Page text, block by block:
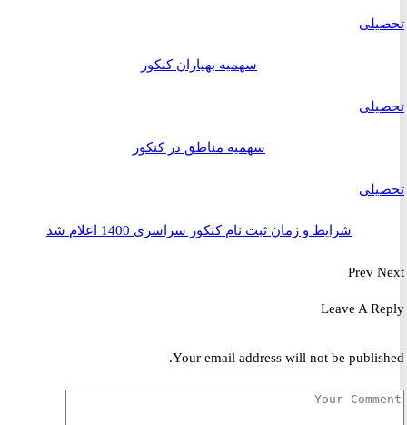
سهمیه بهیاران کنکور
سهمیه مناطق در کنکور
شرایط و زمان ثبت نام کنکور سراسری 1400 اعلام شد
Prev
Leave A
Your email address will not be